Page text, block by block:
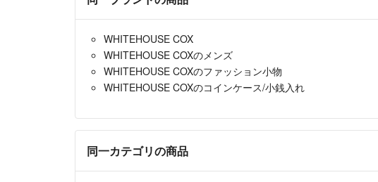
WHITEHOUSE COX
WHITEHOUSE COXのメンズ
WHITEHOUSE COXのファッション小物
WHITEHOUSE COXのコインケース/小銭入れ
同一カテゴリの商品